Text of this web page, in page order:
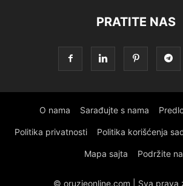
PRATITE NAS
O nama Sarađujte s nama
Politika privatnosti Politika korišćenja
Mapa sajta Podržite
© oruzjeonline.com | Sva prava